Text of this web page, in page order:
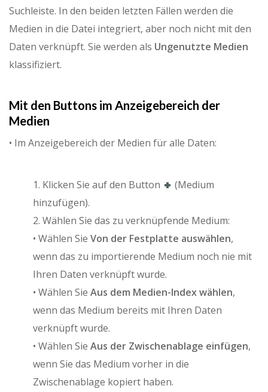
Suchleiste. In den beiden letzten Fällen werden die
Medien in die Datei integriert, aber noch nicht mit den
Daten verknüpft. Sie werden als Ungenutzte Medien
klassifiziert.
Mit den Buttons im Anzeigebereich der
Medien
• Im Anzeigebereich der Medien für alle Daten:
1. Klicken Sie auf den Button
(Medium
hinzufügen).
2. Wählen Sie das zu verknüpfende Medium:
• Wählen Sie Von der Festplatte auswählen,
wenn das zu importierende Medium noch nie mit
Ihren Daten verknüpft wurde.
• Wählen Sie Aus dem Medien-Index wählen,
wenn das Medium bereits mit Ihren Daten
verknüpft wurde.
• Wählen Sie Aus der Zwischenablage einfügen,
wenn Sie das Medium vorher in die
Zwischenablage kopiert haben.